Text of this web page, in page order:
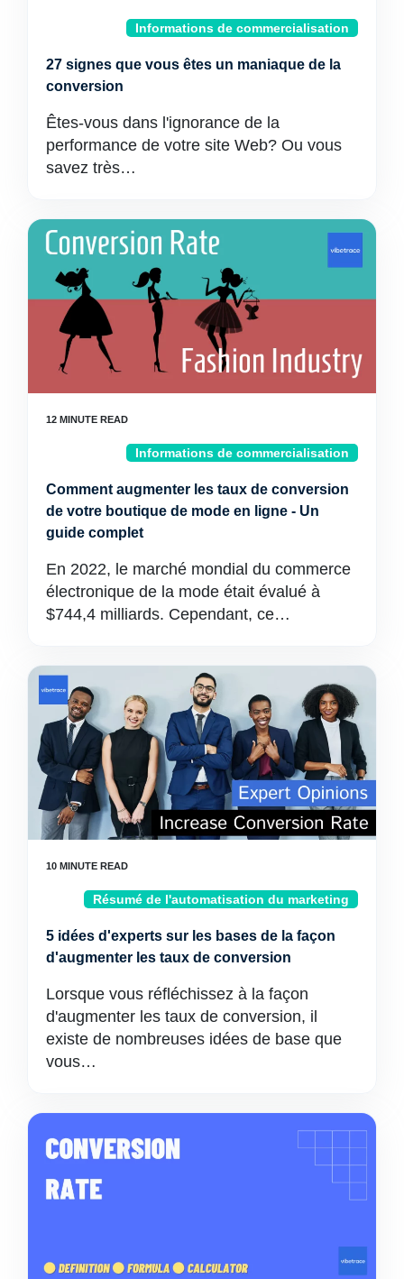
Informations de commercialisation
27 signes que vous êtes un maniaque de la
conversion
Êtes-vous dans l'ignorance de la
performance de votre site Web? Ou vous
savez très…
Informations de commercialisation
Comment augmenter les taux de conversion
de votre boutique de mode en ligne - Un
guide complet
En 2022, le marché mondial du commerce
électronique de la mode était évalué à
$744,4 milliards. Cependant, ce…
Résumé de l'automatisation du marketing
5 idées d'experts sur les bases de la façon
d'augmenter les taux de conversion
Lorsque vous réfléchissez à la façon
d'augmenter les taux de conversion, il
existe de nombreuses idées de base que
vous…